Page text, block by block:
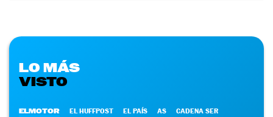
LO MÁS
VISTO
ELMOTOR EL HUFFPOST EL PAÍS AS CADENA SER